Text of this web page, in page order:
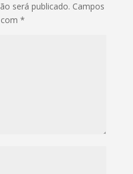
será publicado. Campos
*